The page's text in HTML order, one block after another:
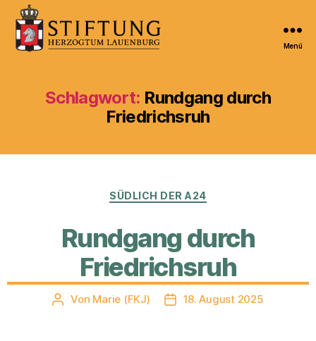
Stiftung
Herzogtum
Menü
Schlagwort: Rundgang durch
Friedrichsruh
Kategorien
SÜDLICH DER A24
Rundgang durch
Friedrichsruh
Beitragsautor
Von Marie (FKJ) Veröffentlichungsdatum
18. August 2025